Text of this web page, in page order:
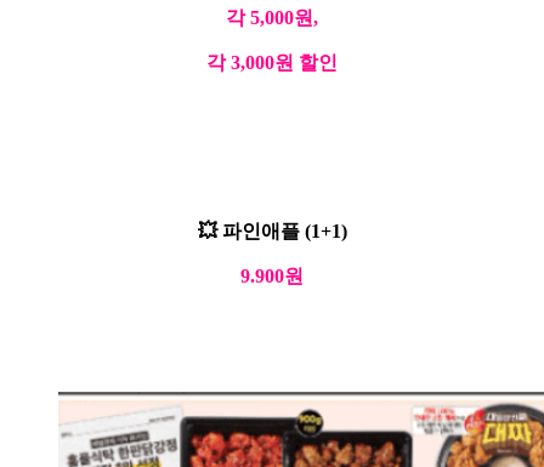
각 5,000원,
각 3,000원 할인
💥 파인애플 (1+1)
9.900원